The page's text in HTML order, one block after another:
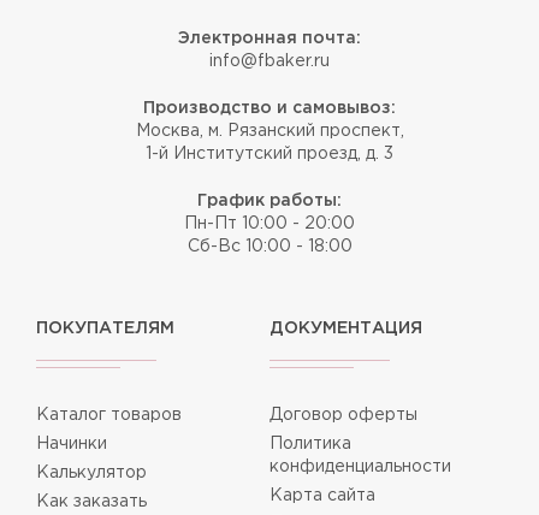
Электронная почта:
info@fbaker.ru
Производство и самовывоз:
Москва, м. Рязанский проспект,
1-й Институтский проезд, д. 3
График работы:
Пн-Пт 10:00 - 20:00
Сб-Вс 10:00 - 18:00
ПОКУПАТЕЛЯМ
Каталог товаров
Начинки
Калькулятор
Как заказать
ДОКУМЕНТАЦИЯ
Договор оферты
Политика
конфиденциальности
Карта сайта